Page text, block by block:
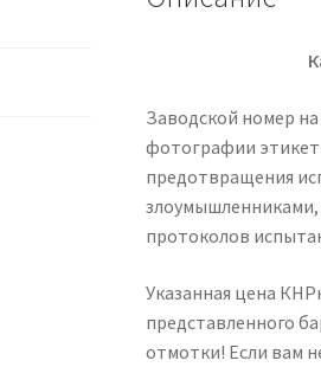
Заводской номер
фотографии
предотвращения
протоколов
Указанная цена
представленного
отмотки! Если вам